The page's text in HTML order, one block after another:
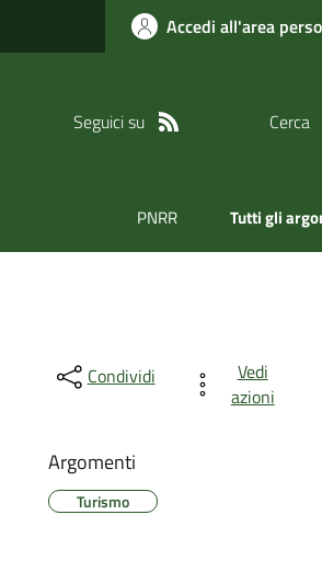
Accedi all'area
Seguici su Cerca
PNRR Tutti gli
Condividi
Vedi
azioni
Argomenti
Turismo